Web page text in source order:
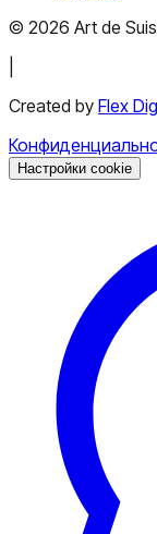
© 2026 Art de
Created by Flex
Настройки cookie